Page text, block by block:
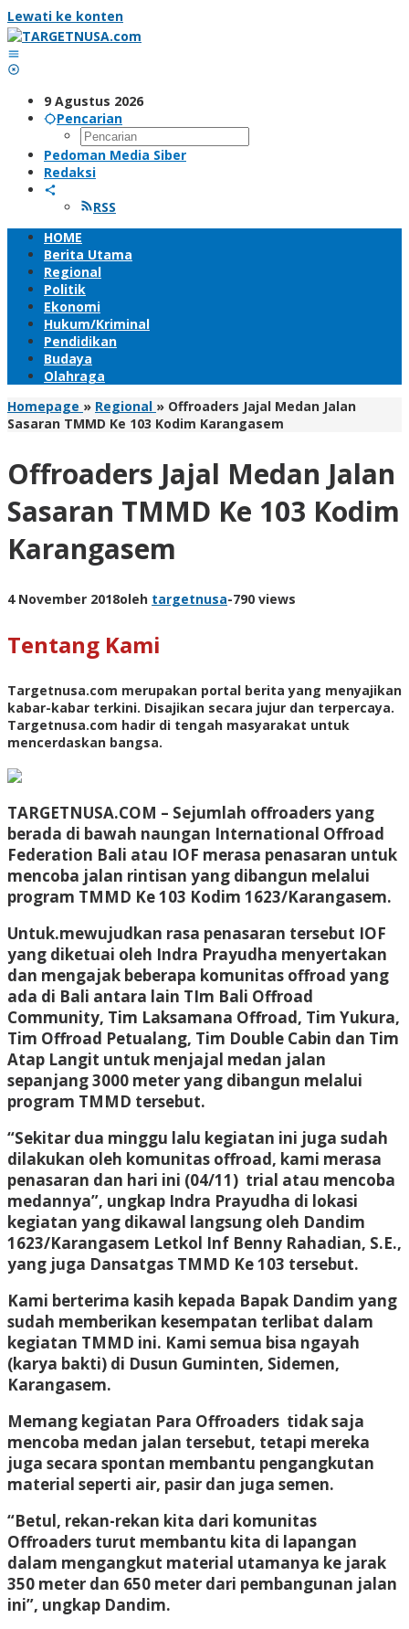
Lewati ke konten
9 Agustus 2026
Pencarian
Pedoman Media Siber
Redaksi
RSS
HOME
Berita Utama
Regional
Politik
Ekonomi
Hukum/Kriminal
Pendidikan
Budaya
Olahraga
Homepage » Regional » Offroaders Jajal Medan Jalan
Sasaran TMMD Ke 103 Kodim Karangasem
Offroaders Jajal Medan Jalan
Sasaran TMMD Ke 103 Kodim
Karangasem
4 November 2018oleh targetnusa-790 views
Tentang Kami
Targetnusa.com merupakan portal berita yang menyajikan
kabar-kabar terkini. Disajikan secara jujur dan terpercaya.
Targetnusa.com hadir di tengah masyarakat untuk
mencerdaskan bangsa.
TARGETNUSA.COM – Sejumlah offroaders yang
berada di bawah naungan International Offroad
Federation Bali atau IOF merasa penasaran untuk
mencoba jalan rintisan yang dibangun melalui
program TMMD Ke 103 Kodim 1623/Karangasem.
Untuk.mewujudkan rasa penasaran tersebut IOF
yang diketuai oleh Indra Prayudha menyertakan
dan mengajak beberapa komunitas offroad yang
ada di Bali antara lain TIm Bali Offroad
Community, Tim Laksamana Offroad, Tim Yukura,
Tim Offroad Petualang, Tim Double Cabin dan Tim
Atap Langit untuk menjajal medan jalan
sepanjang 3000 meter yang dibangun melalui
program TMMD tersebut.
“Sekitar dua minggu lalu kegiatan ini juga sudah
dilakukan oleh komunitas offroad, kami merasa
penasaran dan hari ini (04/11) trial atau mencoba
medannya”, ungkap Indra Prayudha di lokasi
kegiatan yang dikawal langsung oleh Dandim
1623/Karangasem Letkol Inf Benny Rahadian, S.E.,
yang juga Dansatgas TMMD Ke 103 tersebut.
Kami berterima kasih kepada Bapak Dandim yang
sudah memberikan kesempatan terlibat dalam
kegiatan TMMD ini. Kami semua bisa ngayah
(karya bakti) di Dusun Guminten, Sidemen,
Karangasem.
Memang kegiatan Para Offroaders tidak saja
mencoba medan jalan tersebut, tetapi mereka
juga secara spontan membantu pengangkutan
material seperti air, pasir dan juga semen.
“Betul, rekan-rekan kita dari komunitas
Offroaders turut membantu kita di lapangan
dalam mengangkut material utamanya ke jarak
350 meter dan 650 meter dari pembangunan jalan
ini”, ungkap Dandim.